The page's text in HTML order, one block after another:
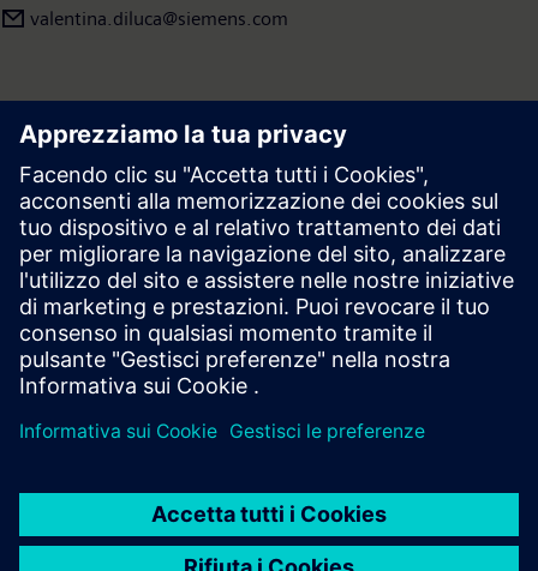
valentina.diluca@siemens.com
Area stampa | Azienda | Siemens
© Siemens 1996 – 2026
Informazioni Corporate
Privacy
Cookie Notice
Digital ID